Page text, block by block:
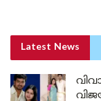
Latest News